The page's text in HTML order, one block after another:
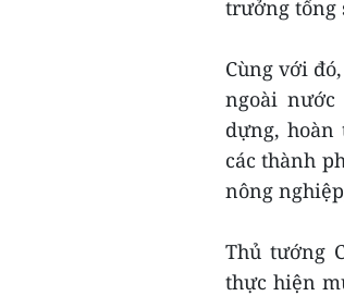
trưởng tổng
Cùng với
ngoài
dựng, hoàn
các thành
nông
Thủ tướng
thực hiện